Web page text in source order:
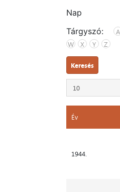
Nap
Tárgyszó:
A
W
X Y Z
Keresés
Év
1944.